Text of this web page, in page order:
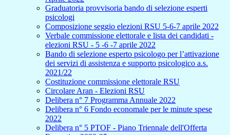
Graduatoria provvisoria bando di selezione esperti
psicologi
Composizione seggio elezioni RSU 5-6-7 aprile 2022
Verbale commissione elettorale e lista dei candidati -
elezioni RSU - 5 -6 -7 aprile 2022
Bando di selezione esperto psicologo per l’attivazione
dei servizi di assistenza e supporto psicologico a.s.
2021/22
Costituzione commissione elettorale RSU
Circolare Aran - Elezioni RSU
Delibera n° 7 Programma Annuale 2022
Delibera n° 6 Fondo economale per le minute spese
2022
Delibera n° 5 PTOF - Piano Triennale dell'Offerta